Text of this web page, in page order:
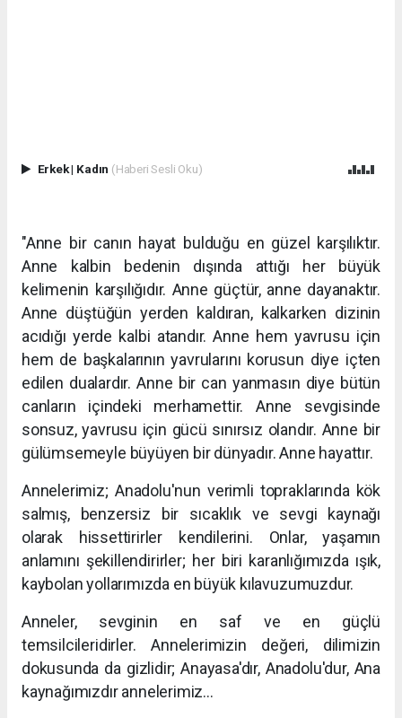
Erkek| Kadın (Haberi Sesli Oku)
"Anne bir canın hayat bulduğu en güzel karşılıktır.
Anne kalbin bedenin dışında attığı her büyük
kelimenin karşılığıdır. Anne güçtür, anne dayanaktır.
Anne düştüğün yerden kaldıran, kalkarken dizinin
acıdığı yerde kalbi atandır. Anne hem yavrusu için
hem de başkalarının yavrularını korusun diye içten
edilen dualardır. Anne bir can yanmasın diye bütün
canların içindeki merhamettir. Anne sevgisinde
sonsuz, yavrusu için gücü sınırsız olandır. Anne bir
gülümsemeyle büyüyen bir dünyadır. Anne hayattır.
Annelerimiz; Anadolu'nun verimli topraklarında kök
salmış, benzersiz bir sıcaklık ve sevgi kaynağı
olarak hissettirirler kendilerini. Onlar, yaşamın
anlamını şekillendirirler; her biri karanlığımızda ışık,
kaybolan yollarımızda en büyük kılavuzumuzdur.
Anneler, sevginin en saf ve en güçlü
temsilcileridirler. Annelerimizin değeri, dilimizin
dokusunda da gizlidir; Anayasa'dır, Anadolu'dur, Ana
kaynağımızdır annelerimiz...